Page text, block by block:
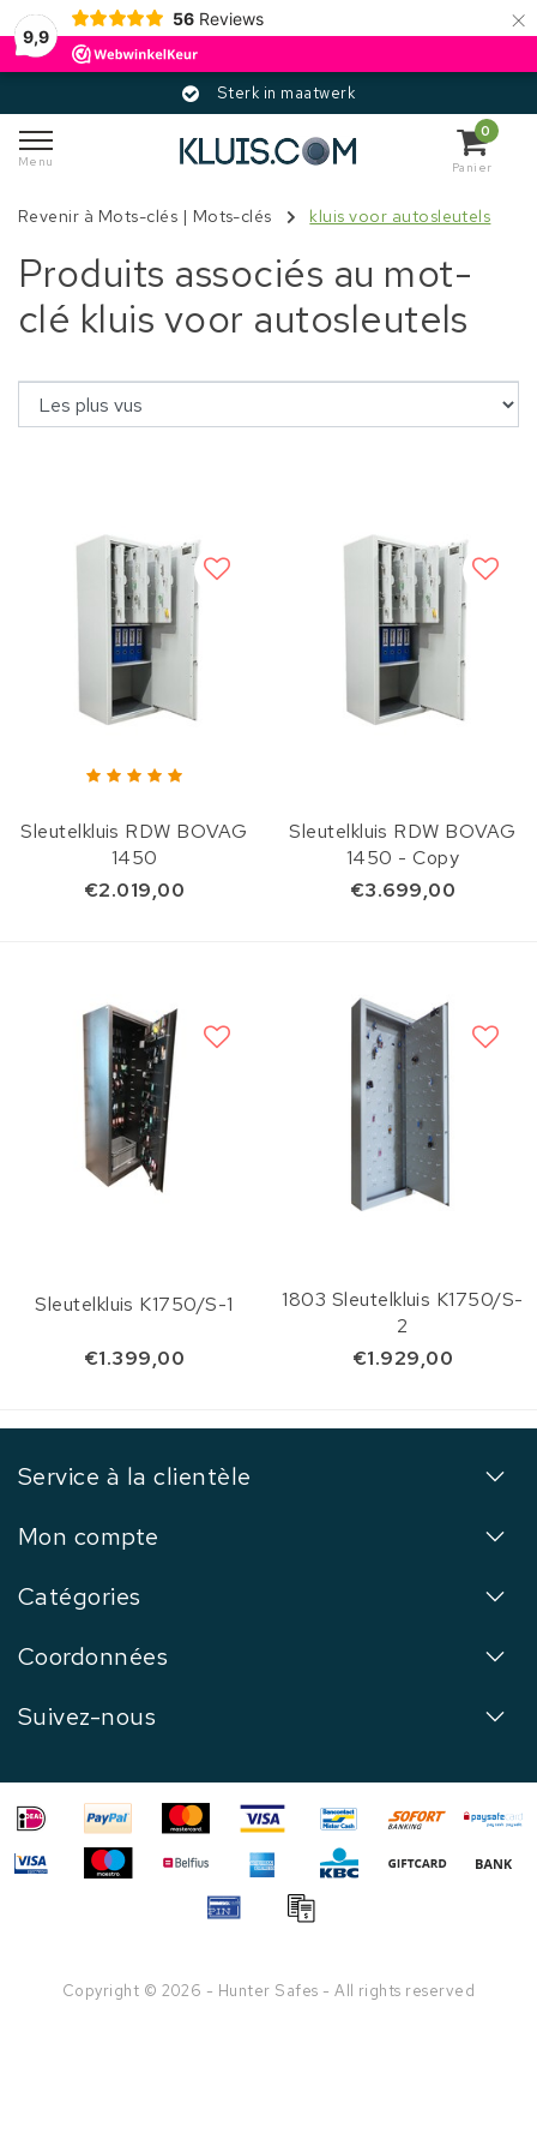
9,9
56 Reviews ×
Sterk in maatwerk
Menu
0
Panier
Revenir à Mots-clés | Mots-clés kluis voor autosleutels
Produits associés au mot-
clé kluis voor autosleutels
Sleutelkluis RDW BOVAG
1450
€2.019,00
Sleutelkluis RDW BOVAG
1450 - Copy
€3.699,00
Sleutelkluis K1750/S-1
€1.399,00
1803 Sleutelkluis K1750/S-
2
€1.929,00
Service à la clientèle
Mon compte
Catégories
Coordonnées
Suivez-nous
Copyright © 2026 - Hunter Safes - All rights reserved